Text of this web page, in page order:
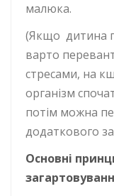
малюка.
(Якщо дитина
варто
стресами, на
організм
потім можна
додаткового
Основні